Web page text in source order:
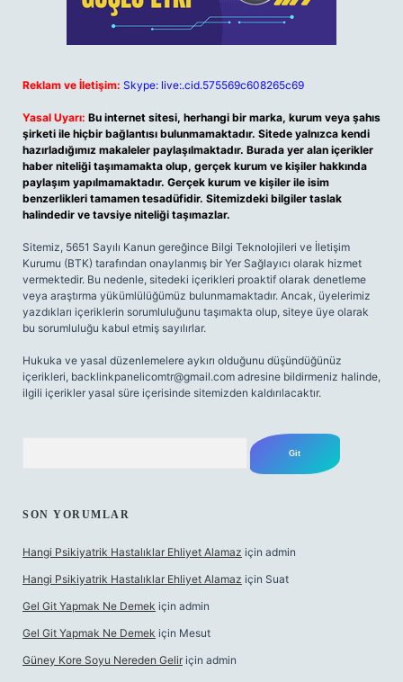
Reklam ve İletişim: Skype: live:.cid.575569c608265c69
Yasal Uyarı: Bu internet sitesi, herhangi bir marka, kurum veya şahıs
şirketi ile hiçbir bağlantısı bulunmamaktadır. Sitede yalnızca kendi
hazırladığımız makaleler paylaşılmaktadır. Burada yer alan içerikler
haber niteliği taşımamakta olup, gerçek kurum ve kişiler hakkında
paylaşım yapılmamaktadır. Gerçek kurum ve kişiler ile isim
benzerlikleri tamamen tesadüfidir. Sitemizdeki bilgiler taslak
halindedir ve tavsiye niteliği taşımazlar.
Sitemiz, 5651 Sayılı Kanun gereğince Bilgi Teknolojileri ve İletişim
Kurumu (BTK) tarafından onaylanmış bir Yer Sağlayıcı olarak hizmet
vermektedir. Bu nedenle, sitedeki içerikleri proaktif olarak denetleme
veya araştırma yükümlülüğümüz bulunmamaktadır. Ancak, üyelerimiz
yazdıkları içeriklerin sorumluluğunu taşımakta olup, siteye üye olarak
bu sorumluluğu kabul etmiş sayılırlar.
Hukuka ve yasal düzenlemelere aykırı olduğunu düşündüğünüz
içerikleri, backlinkpanelicomtr@gmail.com adresine bildirmeniz halinde,
ilgili içerikler yasal süre içerisinde sitemizden kaldırılacaktır.
SON YORUMLAR
Hangi Psikiyatrik Hastalıklar Ehliyet Alamaz için admin
Hangi Psikiyatrik Hastalıklar Ehliyet Alamaz için Suat
Gel Git Yapmak Ne Demek için admin
Gel Git Yapmak Ne Demek için Mesut
Güney Kore Soyu Nereden Gelir için admin